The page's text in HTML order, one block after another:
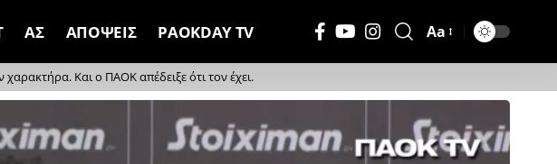
ΑΣ ΑΠΟΨΕΙΣ PAOKDAY TV
Μέγεθος
Γραμματοσειράς
Aa
Και ο ΠΑΟΚ απέδειξε ότι τον έχει.